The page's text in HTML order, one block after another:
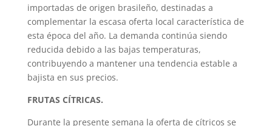
importadas de origen brasileño, destinadas a
complementar la escasa oferta local característica de
esta época del año. La demanda continúa siendo
reducida debido a las bajas temperaturas,
contribuyendo a mantener una tendencia estable a
bajista en sus precios.
FRUTAS CÍTRICAS.
Durante la presente semana la oferta de cítricos se